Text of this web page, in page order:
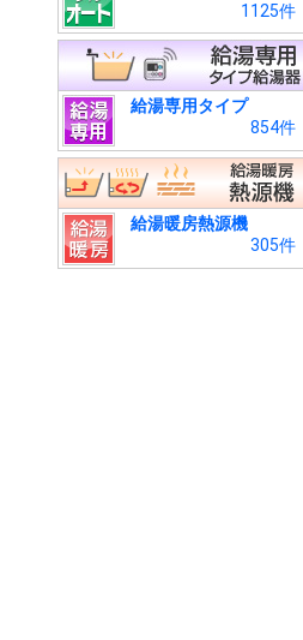
1125件
給湯専用タイプ
854件
給湯暖房熱源機
305件